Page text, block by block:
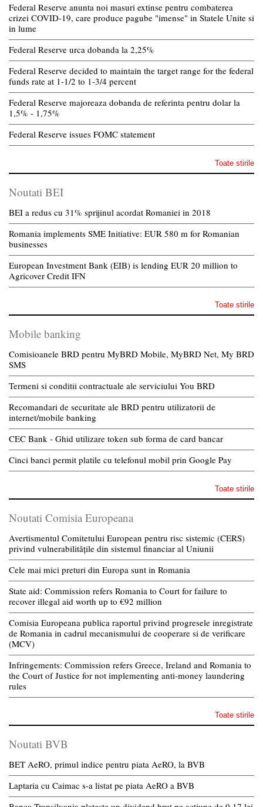
Federal Reserve anunta noi masuri extinse pentru combaterea
crizei COVID-19, care produce pagube "imense" in Statele Unite si
in lume
Federal Reserve urca dobanda la 2,25%
Federal Reserve decided to maintain the target range for the federal
funds rate at 1-1/2 to 1-3/4 percent
Federal Reserve majoreaza dobanda de referinta pentru dolar la
1,5% - 1,75%
Federal Reserve issues FOMC statement
Toate stirile
Noutati BEI
BEI a redus cu 31% sprijinul acordat Romaniei in 2018
Romania implements SME Initiative: EUR 580 m for Romanian
businesses
European Investment Bank (EIB) is lending EUR 20 million to
Agricover Credit IFN
Toate stirile
Mobile banking
Comisioanele BRD pentru MyBRD Mobile, MyBRD Net, My BRD
SMS
Termeni si conditii contractuale ale serviciului You BRD
Recomandari de securitate ale BRD pentru utilizatorii de
internet/mobile banking
CEC Bank - Ghid utilizare token sub forma de card bancar
Cinci banci permit platile cu telefonul mobil prin Google Pay
Toate stirile
Noutati Comisia Europeana
Avertismentul Comitetului European pentru risc sistemic (CERS)
privind vulnerabilitățile din sistemul financiar al Uniunii
Cele mai mici preturi din Europa sunt in Romania
State aid: Commission refers Romania to Court for failure to
recover illegal aid worth up to €92 million
Comisia Europeana publica raportul privind progresele inregistrate
de Romania in cadrul mecanismului de cooperare si de verificare
(MCV)
Infringements: Commission refers Greece, Ireland and Romania to
the Court of Justice for not implementing anti-money laundering
rules
Toate stirile
Noutati BVB
BET AeRO, primul indice pentru piata AeRO, la BVB
Laptaria cu Caimac s-a listat pe piata AeRO a BVB